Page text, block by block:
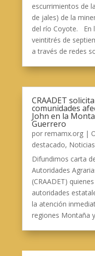
escurrimientos de
de jales) de la
del río Coyote. En
veintitrés de
a través de redes
CRAADET
comunidades
John en la
Guerrero
por remamx.org|
destacado, Noticias
Difundimos carta
Autoridades
(CRAADET)
autoridades
la atención
regiones Montaña